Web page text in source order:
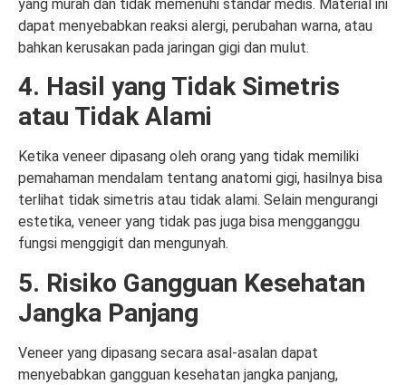
yang murah dan tidak memenuhi standar medis. Material ini
dapat menyebabkan reaksi alergi, perubahan warna, atau
bahkan kerusakan pada jaringan gigi dan mulut.
4. Hasil yang Tidak Simetris
atau Tidak Alami
Ketika veneer dipasang oleh orang yang tidak memiliki
pemahaman mendalam tentang anatomi gigi, hasilnya bisa
terlihat tidak simetris atau tidak alami. Selain mengurangi
estetika, veneer yang tidak pas juga bisa mengganggu
fungsi menggigit dan mengunyah.
5. Risiko Gangguan Kesehatan
Jangka Panjang
Veneer yang dipasang secara asal-asalan dapat
menyebabkan gangguan kesehatan jangka panjang,